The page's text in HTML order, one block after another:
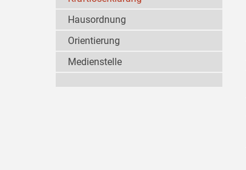
Hausordnung
Orientierung
Medienstelle